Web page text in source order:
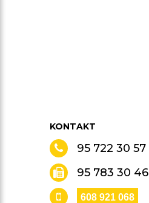
KONTAKT
95 722 30 57
95 783 30 46
608 921 068